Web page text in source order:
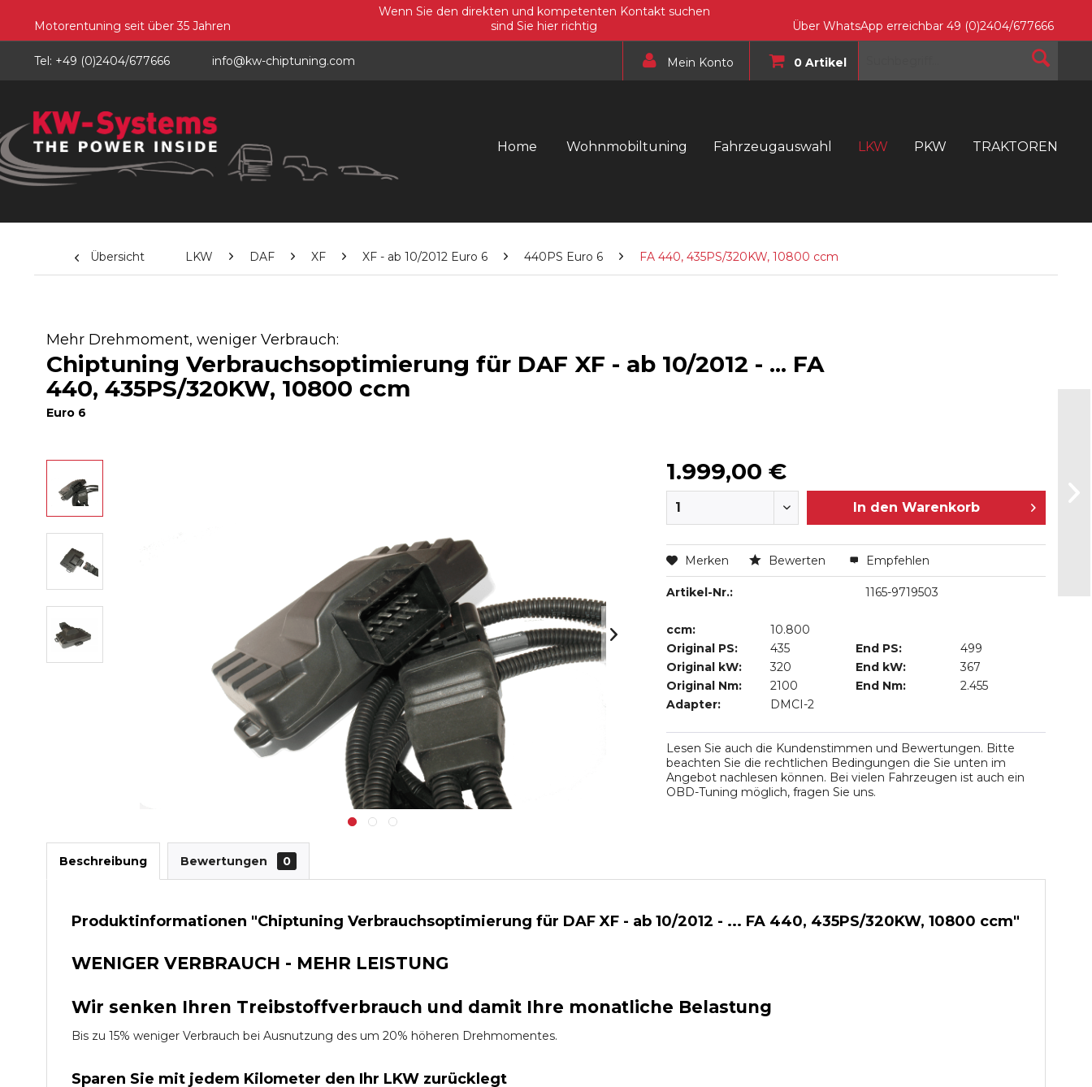
Motorentuning seit über 35 Jahren
Wenn Sie den direkten und kompetenten Kontakt suchen
sind Sie hier richtig
Über WhatsApp erreichbar 49 (0)2404/677666
Tel: +49 (0)2404/677666 info@kw-chiptuning.com Mein Konto 0 Artikel
Home Wohnmobiltuning Fahrzeugauswahl LKW PKW TRAKTOREN
Übersicht LKW DAF XF XF - ab 10/2012 Euro 6 440PS Euro 6 FA 440, 435PS/320KW, 10800 ccm
Mehr Drehmoment, weniger Verbrauch:
Chiptuning Verbrauchsoptimierung für DAF XF - ab 10/2012 - ... FA
440, 435PS/320KW, 10800 ccm
Euro 6
1.999,00 €
In den Warenkorb
Merken Bewerten Empfehlen
Artikel-Nr.: 1165-9719503
ccm:
10.800
Original PS:
435 End PS:
499
Original kW:
320 End kW:
367
Original Nm:
2100 End Nm:
2.455
Adapter:
DMCI-2
Lesen Sie auch die Kundenstimmen und Bewertungen. Bitte
beachten Sie die rechtlichen Bedingungen die Sie unten im
Angebot nachlesen können. Bei vielen Fahrzeugen ist auch ein
OBD-Tuning möglich, fragen Sie uns.
Beschreibung Bewertungen 0
Produktinformationen "Chiptuning Verbrauchsoptimierung für DAF XF - ab 10/2012 - ... FA 440, 435PS/320KW, 10800 ccm"
WENIGER VERBRAUCH - MEHR LEISTUNG
Wir senken Ihren Treibstoffverbrauch und damit Ihre monatliche Belastung
Bis zu 15% weniger Verbrauch bei Ausnutzung des um 20% höheren Drehmomentes.
Sparen Sie mit jedem Kilometer den Ihr LKW zurücklegt